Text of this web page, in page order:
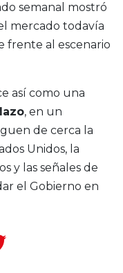
semanal mostró
mercado todavía
frente al escenario
así como una
, en un
de cerca la
Unidos, la
y las señales de
el Gobierno en